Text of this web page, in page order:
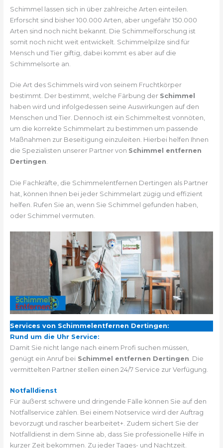
Schimmel lassen sich in über zahlreiche Arten einteilen.
Erforscht sind bisher 100.000 Arten, aber ungefähr 150.000
Arten sind noch nicht bekannt. Die Schimmelforschung ist
somit noch nicht weit entwickelt. Schimmelpilze sind für
Mensch und Tier giftig, dabei kommt es aber auf die
Schimmelsorte an.
Die Art des Schimmels wird von seinem Fruchtkörper
bestimmt. Der bestimmt, welche Färbung der Schimmel
haben wird und infolgedessen seine Auswirkungen auf den
Menschen und Tier. Dennoch ist ein Schimmeltest vonnöten,
um die korrekte Schimmelart zu bestimmen um passende
Maßnahmen zur Beseitigung einzuleiten. Hierbei helfen Ihnen
die Spezialisten unserer Partner von Schimmel entfernen
Dertingen.
Die Fachkräfte, die Schimmelentfernen Dertingen als Partner
hat, können Ihnen bei jeder Schimmelart zügig und effizient
helfen. Rufen Sie an, wenn Sie Schimmel gefunden haben,
oder Schimmel vermuten.
Services von Schimmelentfernen Dertingen:
Rund um die Uhr Service:
Damit Sie nicht lange nach einem Profi suchen müssen,
genügt ein Anruf bei Schimmel entfernen Dertingen . Die
vermittelten Partner stellen einen 24/7 Service zur Verfügung.
Notfalldienst
Für äußerst schwere und dringende Fälle können Sie auf den
Notfallservice zählen. Bei einem Notservice wird der Auftrag
bevorzugt und rascher bearbeitet+. Zudem sichert Sie der
Notfalldienst in dem Sinne ab, dass Sie professionelle Hilfe in
kurzer Zeit bekommen. Zu jeder Tages- und Nachtzeit.